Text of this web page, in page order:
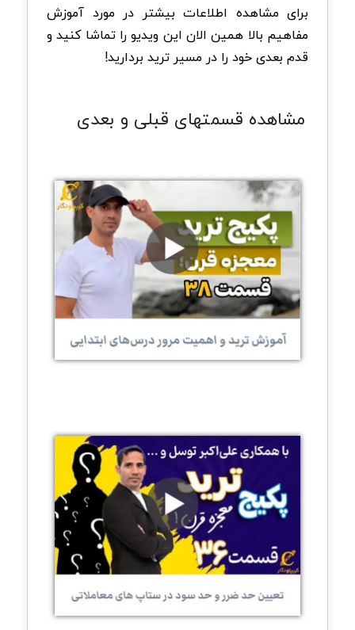
برای مشاهده اطلاعات بیشتر در مورد آموزش
مفاهیم بالا همین الان این ویدیو را تماشا کنید و
قدم بعدی خود را در مسیر ترید بردارید!
مشاهده قسمتهای قبلی و بعدی